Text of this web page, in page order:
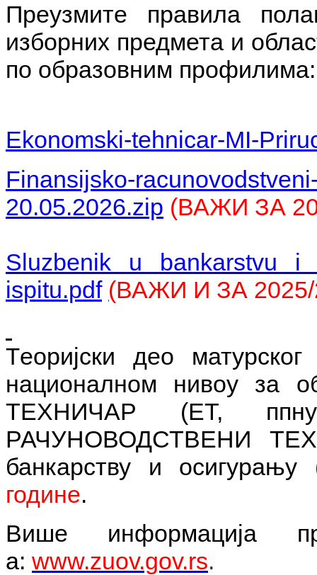
Преузмите правила
изборних предмета и
по образовним профилима:
Ekonomski-tehnicar-MI-
Finansijsko-
20.05.2026.zip (ВАЖИ ЗА
Sluzbenik u bankarstvu i
ispitu.pdf (ВАЖИ И ЗА 2025/
Теоријски део
националном нивоу за
ТЕХНИЧАР (ЕТ,
РАЧУНОВОДСТВЕНИ
банкарству и
године.
Више информација
а: www.zuov.gov.rs.